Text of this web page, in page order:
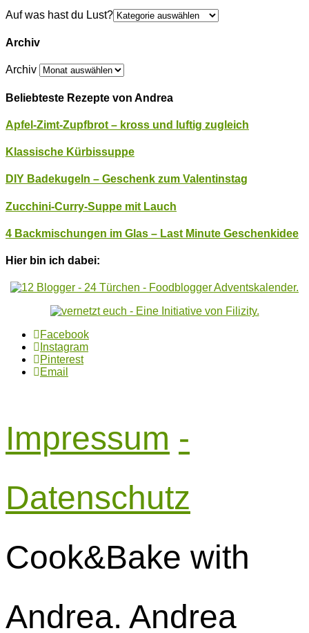
Auf was hast du Lust?
Archiv
Archiv
Beliebteste Rezepte von Andrea
Apfel-Zimt-Zupfbrot – kross und luftig zugleich
Klassische Kürbissuppe
DIY Badekugeln – Geschenk zum Valentinstag
Zucchini-Curry-Suppe mit Lauch
4 Backmischungen im Glas – Last Minute Geschenkidee
Hier bin ich dabei:
Facebook
Instagram
Pinterest
Email
Impressum -
Datenschutz
Cook&Bake with
Andrea. Andrea